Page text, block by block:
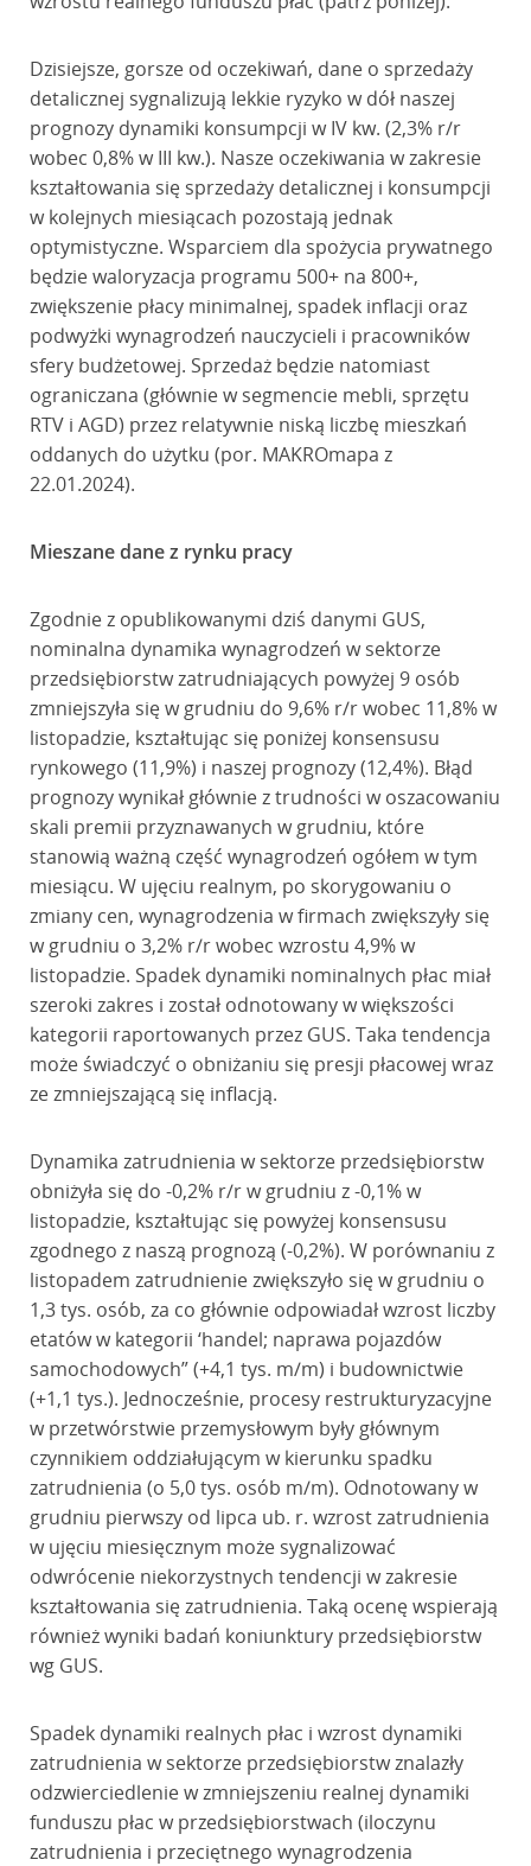
Dzisiejsze, gorsze od oczekiwań, dane o sprzedaży
detalicznej sygnalizują lekkie ryzyko w dół naszej
prognozy dynamiki konsumpcji w IV kw. (2,3% r/r
wobec 0,8% w III kw.). Nasze oczekiwania w zakresie
kształtowania się sprzedaży detalicznej i konsumpcji
w kolejnych miesiącach pozostają jednak
optymistyczne. Wsparciem dla spożycia prywatnego
będzie waloryzacja programu 500+ na 800+,
zwiększenie płacy minimalnej, spadek inflacji oraz
podwyżki wynagrodzeń nauczycieli i pracowników
sfery budżetowej. Sprzedaż będzie natomiast
ograniczana (głównie w segmencie mebli, sprzętu
RTV i AGD) przez relatywnie niską liczbę mieszkań
oddanych do użytku (por. MAKROmapa z
22.01.2024).
Mieszane dane z rynku pracy
Zgodnie z opublikowanymi dziś danymi GUS,
nominalna dynamika wynagrodzeń w sektorze
przedsiębiorstw zatrudniających powyżej 9 osób
zmniejszyła się w grudniu do 9,6% r/r wobec 11,8% w
listopadzie, kształtując się poniżej konsensusu
rynkowego (11,9%) i naszej prognozy (12,4%). Błąd
prognozy wynikał głównie z trudności w oszacowaniu
skali premii przyznawanych w grudniu, które
stanowią ważną część wynagrodzeń ogółem w tym
miesiącu. W ujęciu realnym, po skorygowaniu o
zmiany cen, wynagrodzenia w firmach zwiększyły się
w grudniu o 3,2% r/r wobec wzrostu 4,9% w
listopadzie. Spadek dynamiki nominalnych płac miał
szeroki zakres i został odnotowany w większości
kategorii raportowanych przez GUS. Taka tendencja
może świadczyć o obniżaniu się presji płacowej wraz
ze zmniejszającą się inflacją.
Dynamika zatrudnienia w sektorze przedsiębiorstw
obniżyła się do -0,2% r/r w grudniu z -0,1% w
listopadzie, kształtując się powyżej konsensusu
zgodnego z naszą prognozą (-0,2%). W porównaniu z
listopadem zatrudnienie zwiększyło się w grudniu o
1,3 tys. osób, za co głównie odpowiadał wzrost liczby
etatów w kategorii ‘handel; naprawa pojazdów
samochodowych” (+4,1 tys. m/m) i budownictwie
(+1,1 tys.). Jednocześnie, procesy restrukturyzacyjne
w przetwórstwie przemysłowym były głównym
czynnikiem oddziałującym w kierunku spadku
zatrudnienia (o 5,0 tys. osób m/m). Odnotowany w
grudniu pierwszy od lipca ub. r. wzrost zatrudnienia
w ujęciu miesięcznym może sygnalizować
odwrócenie niekorzystnych tendencji w zakresie
kształtowania się zatrudnienia. Taką ocenę wspierają
również wyniki badań koniunktury przedsiębiorstw
wg GUS.
Spadek dynamiki realnych płac i wzrost dynamiki
zatrudnienia w sektorze przedsiębiorstw znalazły
odzwierciedlenie w zmniejszeniu realnej dynamiki
funduszu płac w przedsiębiorstwach (iloczynu
zatrudnienia i przeciętnego wynagrodzenia